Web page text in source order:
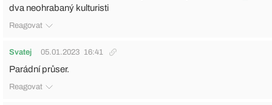
dva neohrabaný kulturisti
Reagovat
Svatej 05.01.2023 16:41
Parádní průser.
Reagovat